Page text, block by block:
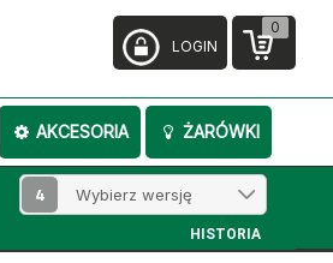
AKCESORIA ŻARÓWKI
0
LOGIN
4
HISTORIA